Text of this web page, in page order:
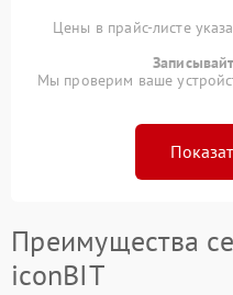
Цены в прайс-листе
Мы проверим ваше
Преимущества
iconBIT